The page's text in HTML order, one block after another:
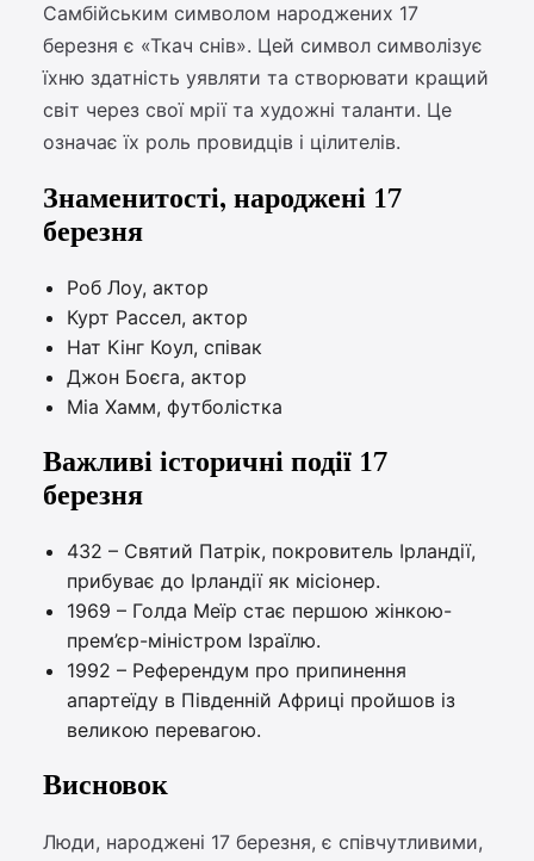
Самбійським символом народжених 17
березня є «Ткач снів». Цей символ символізує
їхню здатність уявляти та створювати кращий
світ через свої мрії та художні таланти. Це
означає їх роль провидців і цілителів.
Знаменитості, народжені 17
березня
Роб Лоу, актор
Курт Рассел, актор
Нат Кінг Коул, співак
Джон Боєга, актор
Міа Хамм, футболістка
Важливі історичні події 17
березня
432 – Святий Патрік, покровитель Ірландії,
прибуває до Ірландії як місіонер.
1969 – Голда Меїр стає першою жінкою-
прем’єр-міністром Ізраїлю.
1992 – Референдум про припинення
апартеїду в Південній Африці пройшов із
великою перевагою.
Висновок
Люди, народжені 17 березня, є співчутливими,